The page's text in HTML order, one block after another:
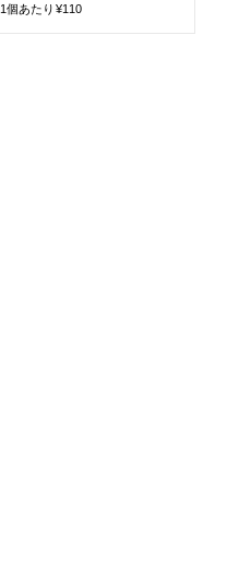
1個あたり¥110